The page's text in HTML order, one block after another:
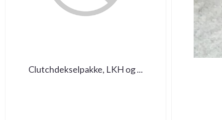
Clutchdekselpakke, LKH og ...